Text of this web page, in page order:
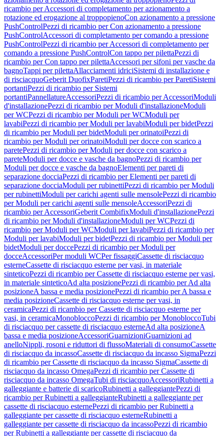
ricambio per Accessori di completamento per azionamento a
rotazione ed erogazione al troppopienoCon azionamento a pressione
PushControlPezzi di ricambio per Con azionamento a pressione
PushControlAccessori di completamento per comando a pressione
PushControlPezzi di ricambio per Accessori di completamento per
comando a pressione PushControlCon tappo per pilettaPezzi di
ricambio per Con tappo per pilettaAccessori per sifoni per vasche da
bagnoTappi per pilettaAllacciamenti idriciSistemi di installazione e
di risciacquoGeberit DuofixParetiPezzi di ricambio per ParetiSistemi
portantiPezzi di ricambio per Sistemi
portantiPannellatureAccessoriPezzi di ricambio per AccessoriModuli
d'installazionePezzi di ricambio per Moduli d'installazioneModuli
per WCPezzi di ricambio per Moduli per WCModuli per
lavabiPezzi di ricambio per Moduli per lavabiModuli per bidetPezzi
di ricambio per Moduli per bidetModuli per orinatoiPezzi di
ricambio per Moduli per orinatoiModuli per docce con scarico a
paretePezzi di ricambio per Moduli per docce con scarico a
pareteModuli per docce e vasche da bagnoPezzi di ricambio per
Moduli per docce e vasche da bagnoElementi per pareti di
separazione docciaPezzi di ricambio per Elementi per pareti di
separazione docciaModuli per rubinettiPezzi di ricambio per Moduli
per rubinettiModuli per carichi agenti sulle mensolePezzi di ricambio
per Moduli per carichi agenti sulle mensoleAccessoriPezzi di
ricambio per AccessoriGeberit CombifixModuli d'installazionePezzi
di ricambio per Moduli d'installazioneModuli per WCPezzi di
ricambio per Moduli per WCModuli per lavabiPezzi di ricambio per
Moduli per lavabiModuli per bidetPezzi di ricambio per Moduli per
bidetModuli per doccePezzi di ricambio per Moduli per
docceAccessoriPer moduli WCPer fissaggiCassette di risciacquo
esterneCassette di risciacquo esterne per vasi, in materiale
sinteticoPezzi di ricambio per Cassette di risciacquo esterne per vasi,
in materiale sinteticoAd alta posizionePezzi di ricambio per Ad alta
posizioneA bassa e media posizionePezzi di ricambio per A bassa e
media posizioneCassette di risciacquo esterne per vasi, in
ceramicaPezzi di ricambio per Cassette di risciacquo esterne per
vasi, in ceramicaMonobloccoPezzi di ricambio per MonobloccoTubi
di risciacquo per cassette di risciacquo esterneAd alta posizioneA
bassa e media posizioneAccessoriGuarnizioniGuarnizioni ad
anelloNippli, rosoni e riduttori di flussoMateriali di consumoCassette
di risciacquo da incassoCassette di risciacquo da incasso SigmaPezzi
di ricambio per Cassette di risciacquo da incasso SigmaCassette di
risciacquo da incasso OmegaPezzi di ricambio per Cassette di
risciacquo da incasso OmegaTubi di risciacquoAccessoriRubinetti a
galleggiante e batterie di scaricoRubinetti a galleggiantePezzi di
ricambio per Rubinetti a galleggianteRubinetti a galleggiante per
cassette di risciacquo esternePezzi di ricambio per Rubinetti a
galleggiante per cassette di risciacquo esterneRubinetti a
galleggiante per cassette di risciacquo da incassoPezzi di ricambio
per Rubinetti a galleggiante per cassette di risciacquo da